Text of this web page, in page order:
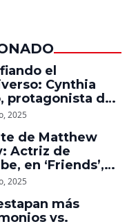
el
Cynthia
protagonista de
quiere ser
2025
de Matthew
Actriz de
en ‘Friends’,
un emotivo
2025
más
vs.